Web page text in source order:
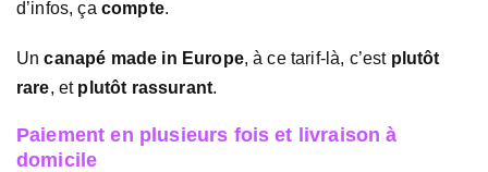
d’infos, ça compte.
Uncanapé made in Europe, à ce tarif-là, c’est plutôt
rare, et plutôt rassurant.
Paiement en plusieurs fois et livraison à
domicile